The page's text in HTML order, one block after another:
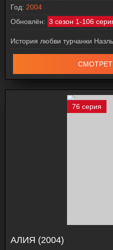
Год: 2004
Обновлён: 3 сезон 1-106
История любви турчанки
76 серия
АЛИЯ (2004)